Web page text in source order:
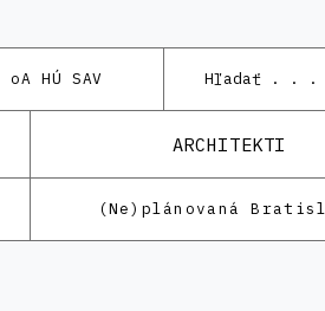
oA HÚ SAV
ARCHITEKTI
(Ne)plánovaná